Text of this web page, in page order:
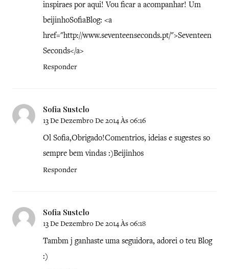
inspiraes por aqui! Vou ficar a acompanhar! Um
beijinhoSofiaBlog: <a
href="http://www.seventeenseconds.pt/">Seventeen
Seconds</a>
Responder
Sofia Sustelo
13 De Dezembro De 2014 Às 06:16
Ol Sofia,Obrigado!Comentrios, ideias e sugestes so
sempre bem vindas :)Beijinhos
Responder
Sofia Sustelo
13 De Dezembro De 2014 Às 06:18
Tambm j ganhaste uma seguidora, adorei o teu Blog
:)